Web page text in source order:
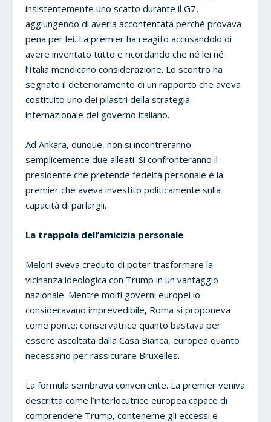
insistentemente uno scatto durante il G7,
aggiungendo di averla accontentata perché provava
pena per lei. La premier ha reagito accusandolo di
avere inventato tutto e ricordando che né lei né
l’Italia mendicano considerazione. Lo scontro ha
segnato il deterioramento di un rapporto che aveva
costituito uno dei pilastri della strategia
internazionale del governo italiano.
Ad Ankara, dunque, non si incontreranno
semplicemente due alleati. Si confronteranno il
presidente che pretende fedeltà personale e la
premier che aveva investito politicamente sulla
capacità di parlargli.
La trappola dell’amicizia personale
Meloni aveva creduto di poter trasformare la
vicinanza ideologica con Trump in un vantaggio
nazionale. Mentre molti governi europei lo
consideravano imprevedibile, Roma si proponeva
come ponte: conservatrice quanto bastava per
essere ascoltata dalla Casa Bianca, europea quanto
necessario per rassicurare Bruxelles.
La formula sembrava conveniente. La premier veniva
descritta come l’interlocutrice europea capace di
comprendere Trump, contenerne gli eccessi e